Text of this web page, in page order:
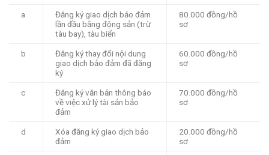
a
Đăng ký giao dịch bảo đảm
lần đầu bằng động sản (trừ
tàu bay), tàu biển
80.000 đồng/hồ
sơ
b
Đăng ký thay đổi nội dung
giao dịch bảo đảm đã đăng
ký
60.000 đồng/hồ
sơ
c
Đăng ký văn bản thông báo
về việc xử lý tài sản bảo
đảm
70.000 đồng/hồ
sơ
d
Xóa đăng ký giao dịch bảo
đảm
20.000 đồng/hồ
sơ